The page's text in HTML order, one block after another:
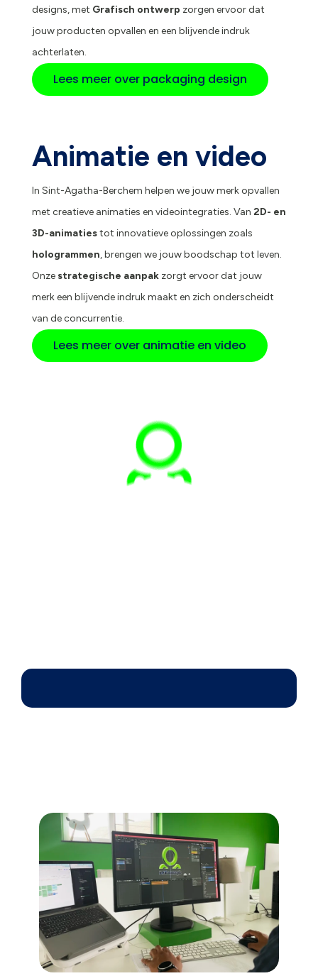
designs, met Grafisch ontwerp zorgen ervoor dat
jouw producten opvallen en een blijvende indruk
achterlaten.
Lees meer over packaging design
Animatie en video
In Sint-Agatha-Berchem helpen we jouw merk opvallen
met creatieve animaties en videointegraties. Van 2D- en
3D-animatiestot innovatieve oplossingen zoals
hologrammen, brengen we jouw boodschap tot leven.
Onzestrategische aanpakzorgt ervoor dat jouw
merk een blijvende indruk maakt en zich onderscheidt
van de concurrentie.
Lees meer over animatie en video